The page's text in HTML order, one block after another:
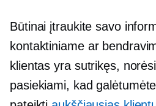
Būtinai įtraukite savo
kontaktiniame ar
klientas yra sutrikęs,
pasiekiami, kad galėtumėte